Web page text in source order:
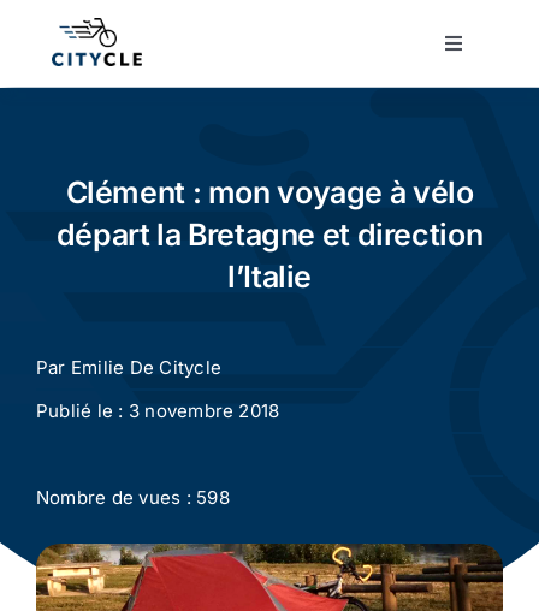
Toggle
Cyclisme urbain
Conseils
Actualité
Ecologie
Clément : mon voyage à vélo
départ la Bretagne et direction
l’Italie
Par Emilie De Citycle
Publié le : 3 novembre 2018
Nombre de vues : 598